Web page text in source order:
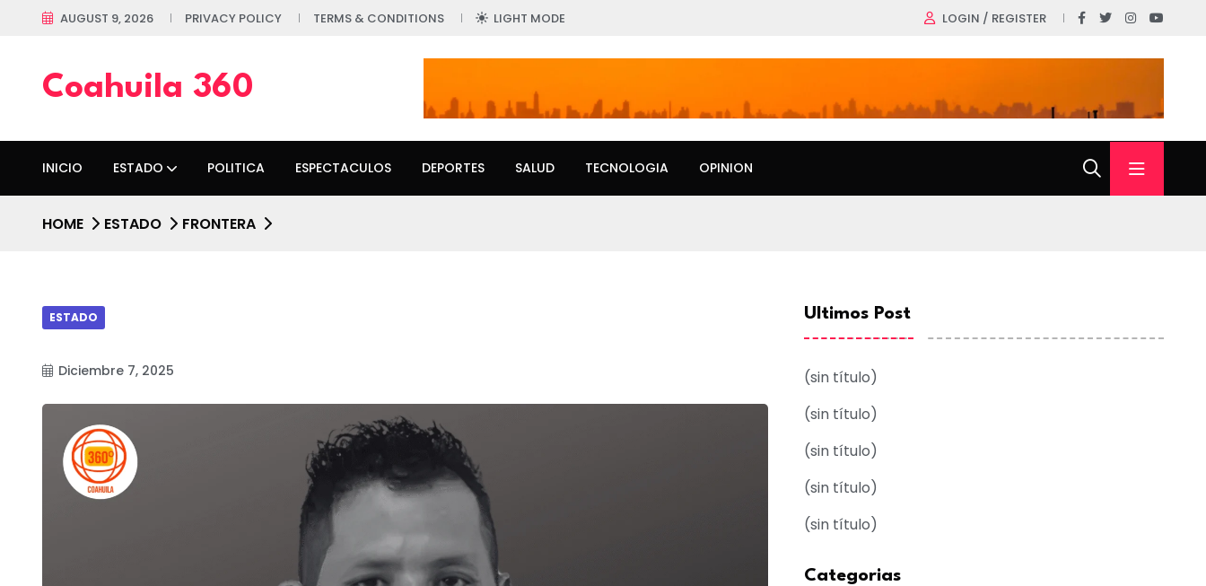
AUGUST 9, 2026 PRIVACY POLICY TERMS & CONDITIONS LIGHT MODE LOGIN / REGISTER
Coahuila 360
INICIO ESTADO POLITICA ESPECTACULOS DEPORTES SALUD TECNOLOGIA OPINION
HOME ESTADO FRONTERA
ESTADO
Diciembre 7, 2025
Ultimos Post
(sin título)
(sin título)
(sin título)
(sin título)
(sin título)
Categorias